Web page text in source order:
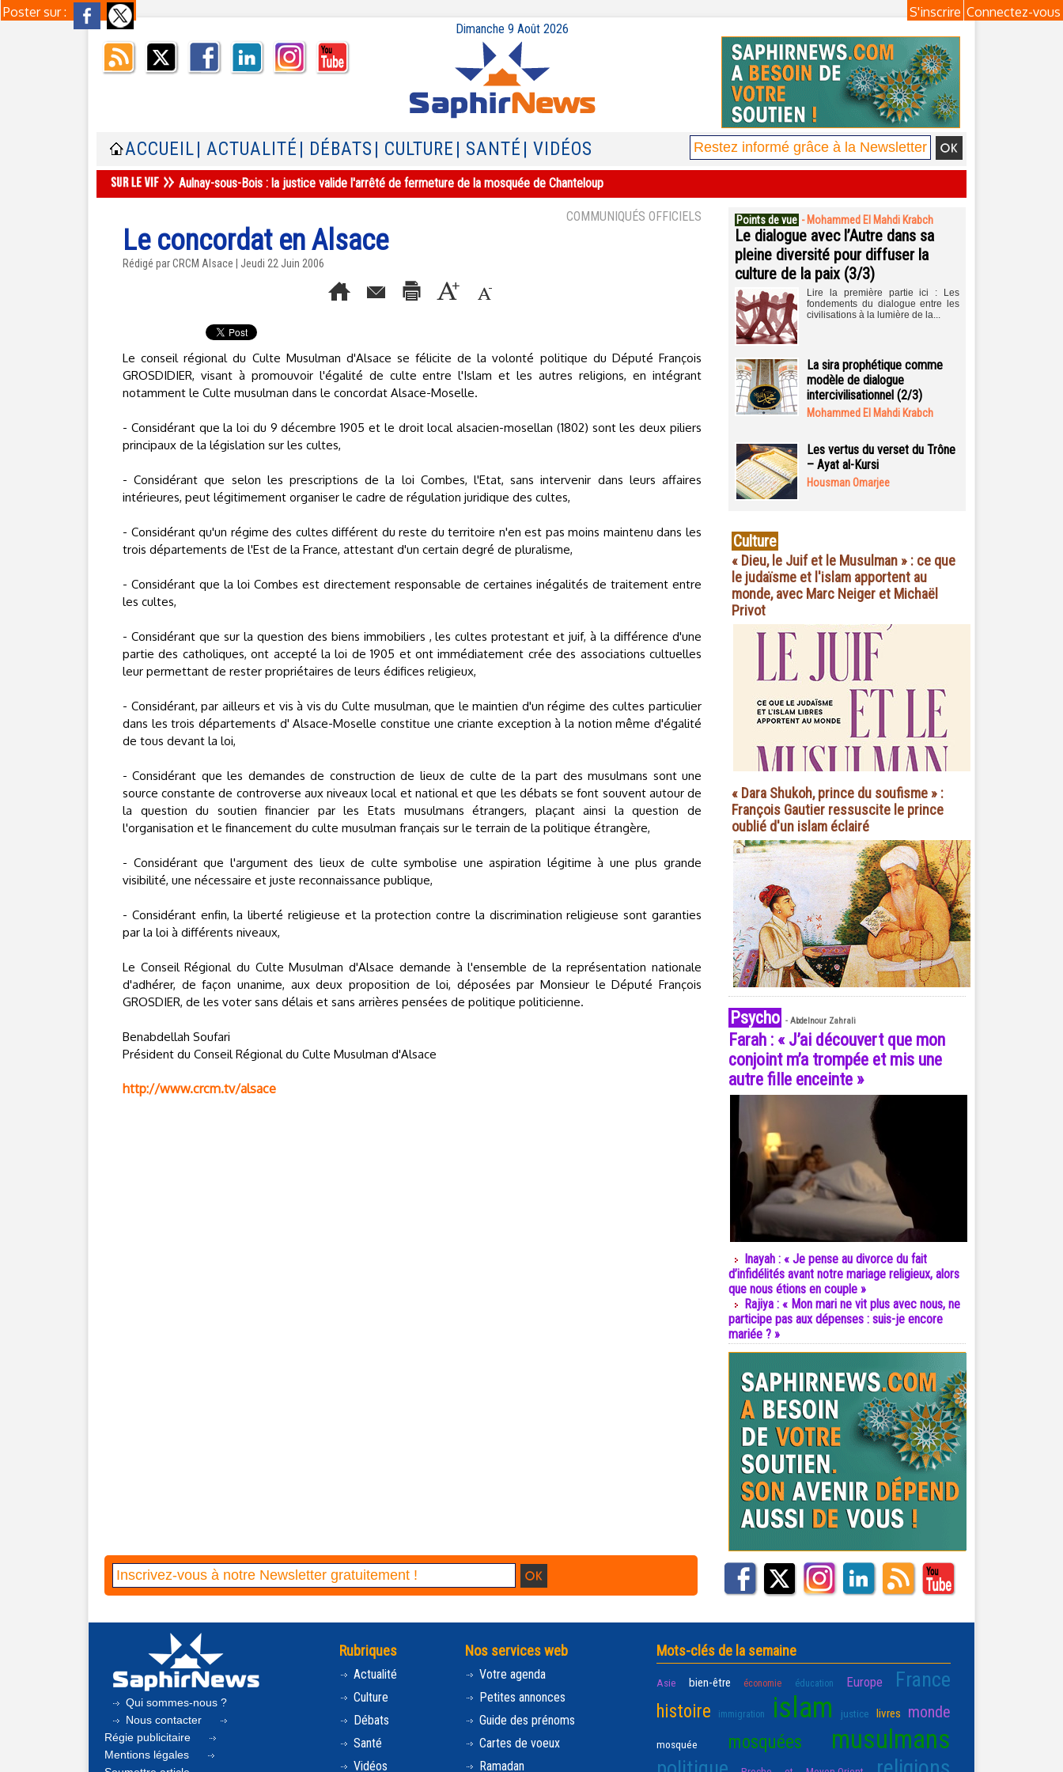
Poster sur : Connectez-vous
S'inscrire
Dimanche 9 Août 2026
ACCUEIL | ACTUALITÉ | DÉBATS | CULTURE | SANTÉ | VIDÉOS
Aulnay-sous-Bois : la justice valide l'arrêté de fermeture de la mosquée de Chanteloup
COMMUNIQUÉS OFFICIELS
Le concordat en Alsace
Rédigé par CRCM Alsace | Jeudi 22 Juin 2006
Le conseil régional du Culte Musulman d'Alsace se félicite de la volonté politique du Député François
GROSDIDIER, visant à promouvoir l'égalité de culte entre l'Islam et les autres religions, en intégrant
notamment le Culte musulman dans le concordat Alsace-Moselle.
- Considérant que la loi du 9 décembre 1905 et le droit local alsacien-mosellan (1802) sont les deux piliers
principaux de la législation sur les cultes,
- Considérant que selon les prescriptions de la loi Combes, l'Etat, sans intervenir dans leurs affaires
intérieures, peut légitimement organiser le cadre de régulation juridique des cultes,
- Considérant qu'un régime des cultes différent du reste du territoire n'en est pas moins maintenu dans les
trois départements de l'Est de la France, attestant d'un certain degré de pluralisme,
- Considérant que la loi Combes est directement responsable de certaines inégalités de traitement entre
les cultes,
- Considérant que sur la question des biens immobiliers , les cultes protestant et juif, à la différence d'une
partie des catholiques, ont accepté la loi de 1905 et ont immédiatement crée des associations cultuelles
leur permettant de rester propriétaires de leurs édifices religieux,
- Considérant, par ailleurs et vis à vis du Culte musulman, que le maintien d'un régime des cultes particulier
dans les trois départements d' Alsace-Moselle constitue une criante exception à la notion même d'égalité
de tous devant la loi,
- Considérant que les demandes de construction de lieux de culte de la part des musulmans sont une
source constante de controverse aux niveaux local et national et que les débats se font souvent autour de
la question du soutien financier par les Etats musulmans étrangers, plaçant ainsi la question de
l'organisation et le financement du culte musulman français sur le terrain de la politique étrangère,
- Considérant que l'argument des lieux de culte symbolise une aspiration légitime à une plus grande
visibilité, une nécessaire et juste reconnaissance publique,
- Considérant enfin, la liberté religieuse et la protection contre la discrimination religieuse sont garanties
par la loi à différents niveaux,
Le Conseil Régional du Culte Musulman d'Alsace demande à l'ensemble de la représentation nationale
d'adhérer, de façon unanime, aux deux proposition de loi, déposées par Monsieur le Député François
GROSDIER, de les voter sans délais et sans arrières pensées de politique politicienne.
Benabdellah Soufari
Président du Conseil Régional du Culte Musulman d'Alsace
http://www.crcm.tv/alsace
Points de vue - Mohammed El Mahdi Krabch
Le dialogue avec l’Autre dans sa
pleine diversité pour diffuser la
culture de la paix (3/3)
Lire la première partie ici : Les
fondements du dialogue entre les
civilisations à la lumière de la...
La sira prophétique comme
modèle de dialogue
intercivilisationnel (2/3)
Mohammed El Mahdi Krabch
Les vertus du verset du Trône
– Ayat al-Kursi
Housman Omarjee
Culture
« Dieu, le Juif et le Musulman » : ce que
le judaïsme et l'islam apportent au
monde, avec Marc Neiger et Michaël
Privot
« Dara Shukoh, prince du soufisme » :
François Gautier ressuscite le prince
oublié d'un islam éclairé
Psycho - Abdelnour Zahrali
Farah : « J’ai découvert que mon
conjoint m’a trompée et mis une
autre fille enceinte »
Inayah : « Je pense au divorce du fait
d’infidélités avant notre mariage religieux, alors
que nous étions en couple »
Rajiya : « Mon mari ne vit plus avec nous, ne
participe pas aux dépenses : suis-je encore
mariée ? »
Qui sommes-nous ?
Nous contacter
Régie publicitaire
Mentions légales
Rubriques
Actualité
Culture
Débats
Santé
Vidéos
Nos services web
Votre agenda
Petites annonces
Guide des prénoms
Cartes de voeux
Ramadan
Mots-clés de la semaine
Asie bien-être économie éducation Europe France
histoire immigration islam justice livres monde
mosquée mosquées musulmans